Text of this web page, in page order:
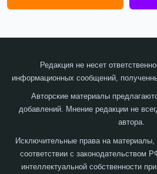
Редакция не несет
информационных сообщений,
Авторские материалы
добавлений. Мнение редакции не
автора.
Исключительные права на
соответствии с законодательством
интеллектуальной собственности